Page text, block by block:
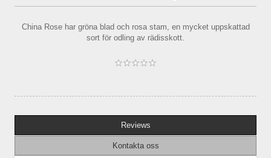
China Rose har gröna blad och rosa stam, en mycket uppskattad
sort för odling av rädisskott.
Reviews
Kontakta oss